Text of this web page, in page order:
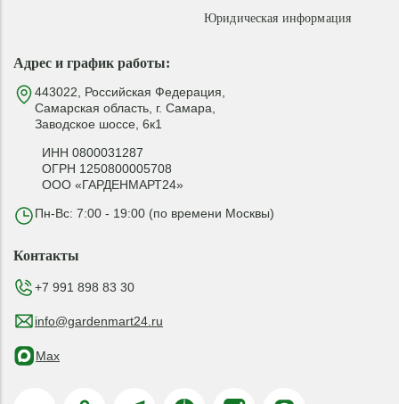
Адрес и график работы:
443022, Российская Федерация,
Самарская область, г. Самара,
Заводское шоссе, 6к1
ИНН 0800031287
ОГРН 1250800005708
ООО «ГАРДЕНМАРТ24»
Пн-Вс: 7:00 - 19:00 (по времени Москвы)
Юридическая информация
Контакты
+7 991 898 83 30
info@gardenmart24.ru
Max